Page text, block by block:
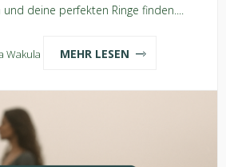
deine perfekten Ringe finden....
Wakula MEHR LESEN